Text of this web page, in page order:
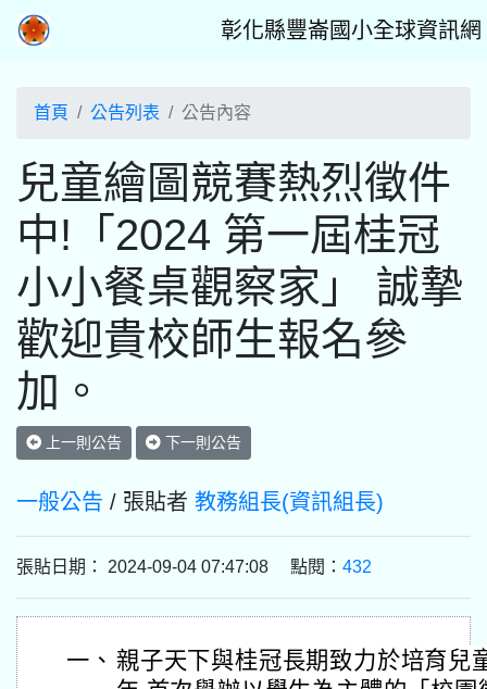
彰化縣豐崙國小全球資訊網
首頁 公告列表 公告內容
兒童繪圖競賽熱烈徵件
中!「2024 第一屆桂冠
小小餐桌觀察家」 誠摯
歡迎貴校師生報名參
加。
上一則公告 下一則公告
一般公告 / 張貼者 教務組長(資訊組長)
張貼日期： 2024-09-04 07:47:08 點閱： 432
一、 親子天下與桂冠長期致力於培育兒